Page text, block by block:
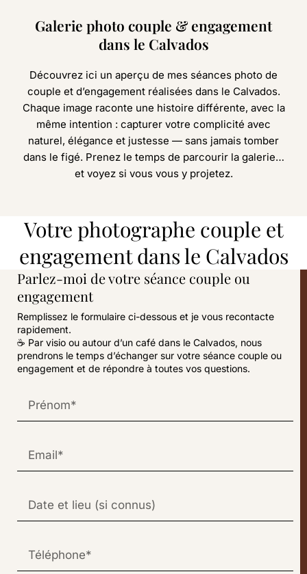
Galerie photo couple & engagement
dans le Calvados
Découvrez ici un aperçu de mes séances photo de
couple et d’engagement réalisées dans le Calvados.
Chaque image raconte une histoire différente, avec la
même intention : capturer votre complicité avec
naturel, élégance et justesse — sans jamais tomber
dans le figé. Prenez le temps de parcourir la galerie…
et voyez si vous vous y projetez.
Votre photographe couple et
engagement dans le Calvados
Parlez-moi de votre séance couple ou
engagement
Remplissez le formulaire ci-dessous et je vous recontacte
rapidement.
☕ Par visio ou autour d’un café dans le Calvados, nous
prendrons le temps d’échanger sur votre séance couple ou
engagement et de répondre à toutes vos questions.